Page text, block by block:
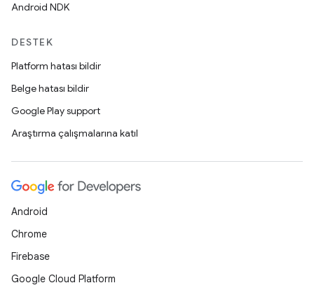
Android NDK
DESTEK
Platform hatası bildir
Belge hatası bildir
Google Play support
Araştırma çalışmalarına katıl
Android
Chrome
Firebase
Google Cloud Platform